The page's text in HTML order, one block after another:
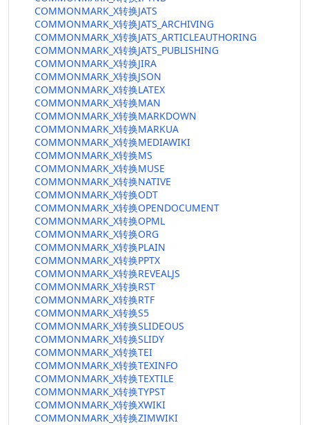
COMMONMARK_X转换JATS
COMMONMARK_X转换JATS_ARCHIVING
COMMONMARK_X转换JATS_ARTICLEAUTHORING
COMMONMARK_X转换JATS_PUBLISHING
COMMONMARK_X转换JIRA
COMMONMARK_X转换JSON
COMMONMARK_X转换LATEX
COMMONMARK_X转换MAN
COMMONMARK_X转换MARKDOWN
COMMONMARK_X转换MARKUA
COMMONMARK_X转换MEDIAWIKI
COMMONMARK_X转换MS
COMMONMARK_X转换MUSE
COMMONMARK_X转换NATIVE
COMMONMARK_X转换ODT
COMMONMARK_X转换OPENDOCUMENT
COMMONMARK_X转换OPML
COMMONMARK_X转换ORG
COMMONMARK_X转换PLAIN
COMMONMARK_X转换PPTX
COMMONMARK_X转换REVEALJS
COMMONMARK_X转换RST
COMMONMARK_X转换RTF
COMMONMARK_X转换S5
COMMONMARK_X转换SLIDEOUS
COMMONMARK_X转换SLIDY
COMMONMARK_X转换TEI
COMMONMARK_X转换TEXINFO
COMMONMARK_X转换TEXTILE
COMMONMARK_X转换TYPST
COMMONMARK_X转换XWIKI
COMMONMARK_X转换ZIMWIKI